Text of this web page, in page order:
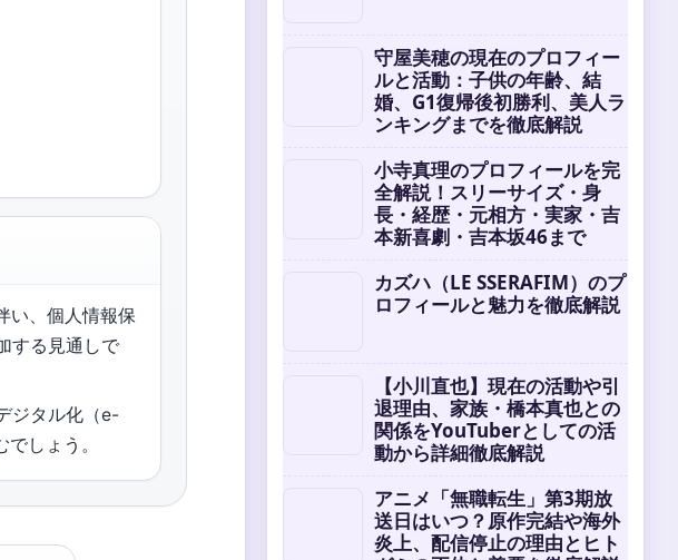
い、個人情報保
する見通しで
ジタル化（e-
しょう。
守屋美穂の現在のプロフィー
ルと活動：子供の年齢、結
婚、G1復帰後初勝利、美人ラ
ンキングまでを徹底解説
小寺真理のプロフィールを完
全解説！スリーサイズ・身
長・経歴・元相方・実家・吉
本新喜劇・吉本坂46まで
カズハ（LE SSERAFIM）のプ
ロフィールと魅力を徹底解説
【小川直也】現在の活動や引
退理由、家族・橋本真也との
関係をYouTuberとしての活
動から詳細徹底解説
アニメ「無職転生」第3期放
送日はいつ？原作完結や海外
炎上、配信停止の理由とヒト